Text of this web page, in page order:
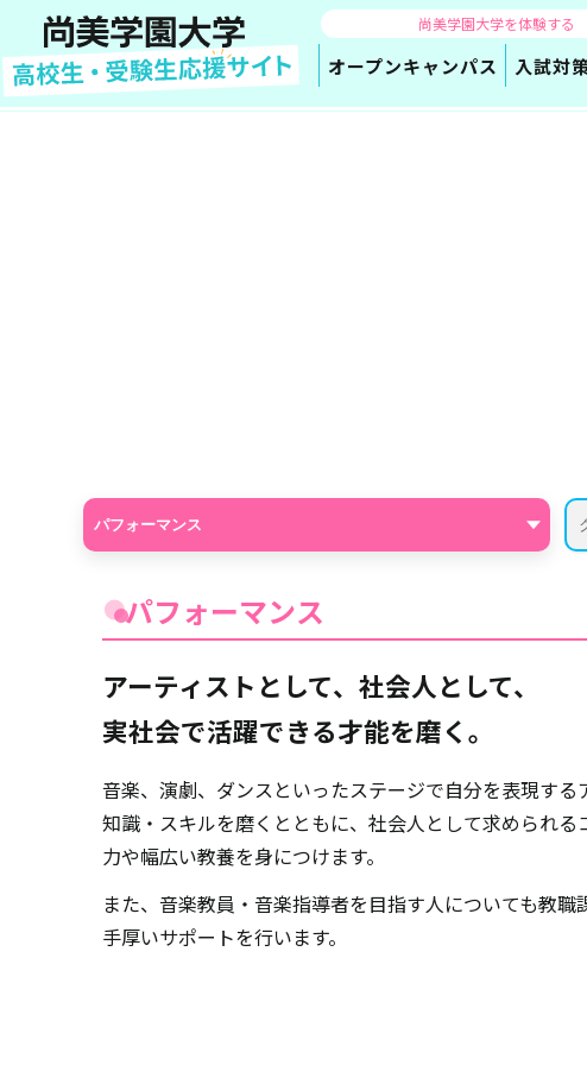
尚美学園大学を体験する
オープンキャンパス 入試対
パフォーマンス
パフォーマンス
アーティストとして、社会人として、
実社会で活躍できる才能を磨く。
音楽、演劇、ダンスといったステージで自分を表現する
知識・スキルを磨くとともに、社会人として求められる
力や幅広い教養を身につけます。
また、音楽教員・音楽指導者を目指す人についても教職
手厚いサポートを行います。